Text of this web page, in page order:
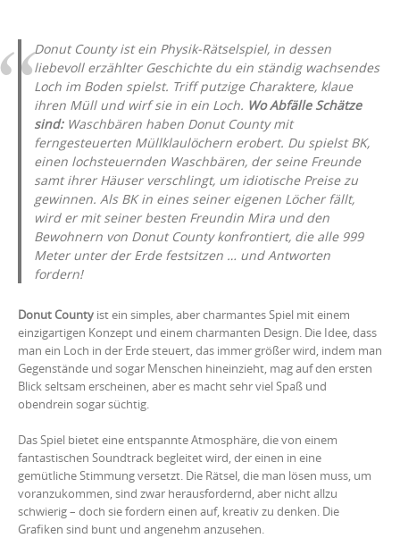
Donut County ist ein Physik-Rätselspiel, in dessen
liebevoll erzählter Geschichte du ein ständig wachsendes
Loch im Boden spielst. Triff putzige Charaktere, klaue
ihren Müll und wirf sie in ein Loch. Wo Abfälle Schätze
sind:Waschbären haben Donut County mit
ferngesteuerten Müllklaulöchern erobert. Du spielst BK,
einen lochsteuernden Waschbären, der seine Freunde
samt ihrer Häuser verschlingt, um idiotische Preise zu
gewinnen. Als BK in eines seiner eigenen Löcher fällt,
wird er mit seiner besten Freundin Mira und den
Bewohnern von Donut County konfrontiert, die alle 999
Meter unter der Erde festsitzen … und Antworten
fordern!
Donut County ist ein simples, aber charmantes Spiel mit einem
einzigartigen Konzept und einem charmanten Design. Die Idee, dass
man ein Loch in der Erde steuert, das immer größer wird, indem man
Gegenstände und sogar Menschen hineinzieht, mag auf den ersten
Blick seltsam erscheinen, aber es macht sehr viel Spaß und
obendrein sogar süchtig.
Das Spiel bietet eine entspannte Atmosphäre, die von einem
fantastischen Soundtrack begleitet wird, der einen in eine
gemütliche Stimmung versetzt. Die Rätsel, die man lösen muss, um
voranzukommen, sind zwar herausfordernd, aber nicht allzu
schwierig – doch sie fordern einen auf, kreativ zu denken. Die
Grafiken sind bunt und angenehm anzusehen.